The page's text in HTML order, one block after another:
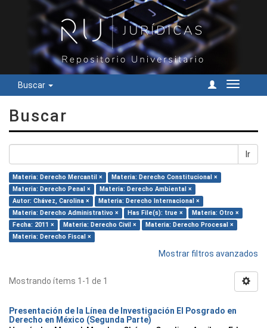
Buscar
Cambiar
Buscar
Ir
Materia: Derecho Mercantil ×
Materia: Derecho Constitucional ×
Materia: Derecho Penal ×
Materia: Derecho Ambiental ×
Autor: Chávez, Carolina ×
Materia: Derecho Internacional ×
Materia: Derecho Administrativo ×
Has File(s): true ×
Materia: Otro ×
Fecha: 2011 ×
Materia: Derecho Civil ×
Materia: Derecho Procesal ×
Materia: Derecho Fiscal ×
Mostrar filtros avanzados
Mostrando ítems 1-1 de 1
Presentación de la Línea de Investigación El Posgrado en
Derecho en México (Segunda Parte)